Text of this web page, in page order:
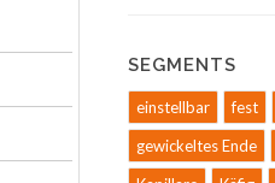
SEGMENTS
einstellbar fest
gewickeltes Ende